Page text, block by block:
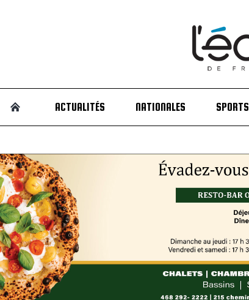
ACTUALITÉS NATIONALES SPORTS